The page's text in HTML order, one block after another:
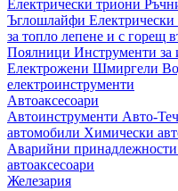
Електрически триони
Ъглошлайфи Електрически
за топло лепене и с горещ
Поялници Инструменти за
Електрожени Шмиргели
електроинструменти
Автоаксесоари
Автоинструменти Авто-
автомобили Химически
Аварийни принадлежности
автоаксесоари
Железария